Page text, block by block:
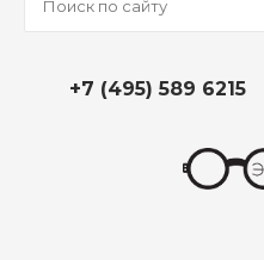
+7 (495) 589 6215